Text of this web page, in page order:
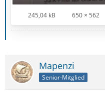
245,04 kB 650 × 562
Mapenzi
Senior-Mitglied